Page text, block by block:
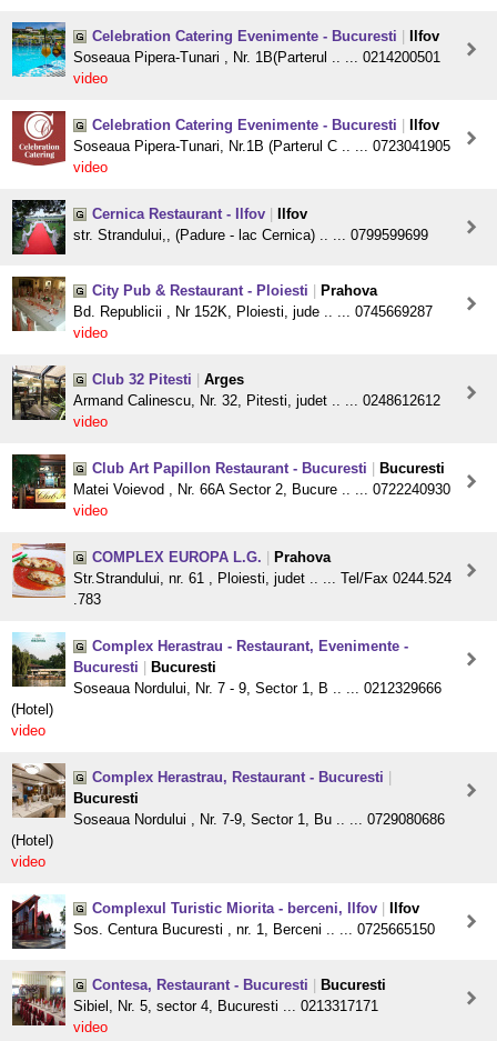
Celebration Catering Evenimente - Bucuresti
Ilfov
Soseaua Pipera-Tunari , Nr. 1B(Parterul .. ... 0214200501
video
Celebration Catering Evenimente - Bucuresti
Ilfov
Soseaua Pipera-Tunari, Nr.1B (Parterul C .. ... 0723041905
video
Cernica Restaurant - Ilfov
Ilfov
str. Strandului,, (Padure - lac Cernica) .. ... 0799599699
City Pub & Restaurant - Ploiesti
Prahova
Bd. Republicii , Nr 152K, Ploiesti, jude .. ... 0745669287
video
Club 32 Pitesti
Arges
Armand Calinescu, Nr. 32, Pitesti, judet .. ... 0248612612
video
Club Art Papillon Restaurant - Bucuresti
Bucuresti
Matei Voievod , Nr. 66A Sector 2, Bucure .. ... 0722240930
video
COMPLEX EUROPA L.G.
Prahova
Str.Strandului, nr. 61 , Ploiesti, judet .. ... Tel/Fax 0244.524
.783
Complex Herastrau - Restaurant, Evenimente -
Bucuresti
Bucuresti
Soseaua Nordului, Nr. 7 - 9, Sector 1, B .. ... 0212329666
(Hotel)
video
Complex Herastrau, Restaurant - Bucuresti
Bucuresti
Soseaua Nordului , Nr. 7-9, Sector 1, Bu .. ... 0729080686
(Hotel)
video
Complexul Turistic Miorita - berceni, Ilfov
Ilfov
Sos. Centura Bucuresti , nr. 1, Berceni .. ... 0725665150
Contesa, Restaurant - Bucuresti
Bucuresti
Sibiel, Nr. 5, sector 4, Bucuresti ... 0213317171
video